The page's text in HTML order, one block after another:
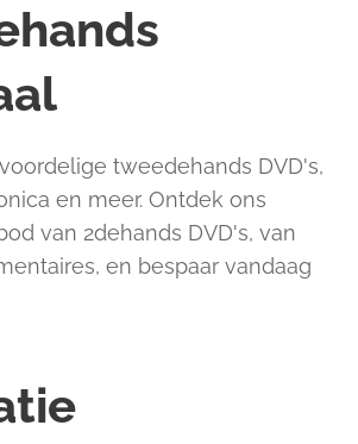
tweedehands DVD's,
en meer. Ontdek ons
van 2dehands DVD's, van
en bespaar vandaag